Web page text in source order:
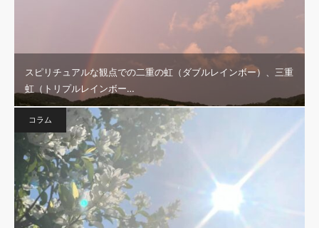
スピリチュアルな観点での二重の虹（ダブルレインボー）、三重
虹（トリプルレインボー…
コラム